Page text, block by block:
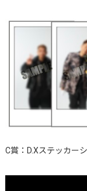
C賞：D.Xステッカー